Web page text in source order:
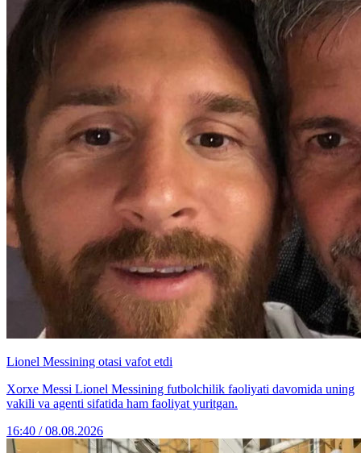
Lionel Messining otasi vafot etdi
Xorxe Messi Lionel Messining futbolchilik faoliyati davomida uning
vakili va agenti sifatida ham faoliyat yuritgan.
16:40 / 08.08.2026